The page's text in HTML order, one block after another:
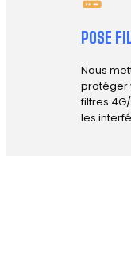
POSE
Nous
protéger
filtres
les